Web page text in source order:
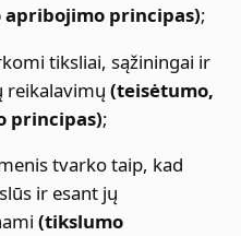
apribojimo principas);
tiksliai, sąžiningai ir
reikalavimų (teisėtumo,
principas);
tvarko taip, kad
ir esant jų
(tikslumo